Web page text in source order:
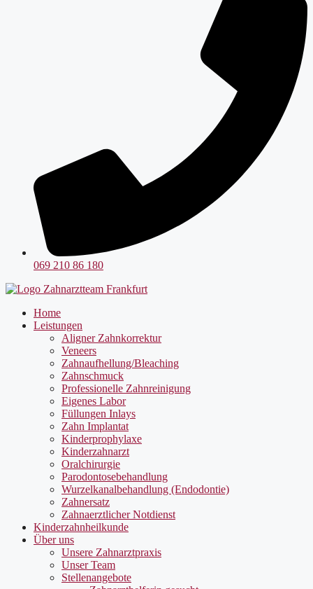
069 210 86 180
Home
Leistungen
Aligner Zahnkorrektur
Veneers
Zahnaufhellung/Bleaching
Zahnschmuck
Professionelle Zahnreinigung
Eigenes Labor
Füllungen Inlays
Zahn Implantat
Kinderprophylaxe
Kinderzahnarzt
Oralchirurgie
Parodontosebehandlung
Wurzelkanalbehandlung (Endodontie)
Zahnersatz
Zahnaerztlicher Notdienst
Kinderzahnheilkunde
Über uns
Unsere Zahnarztpraxis
Unser Team
Stellenangebote